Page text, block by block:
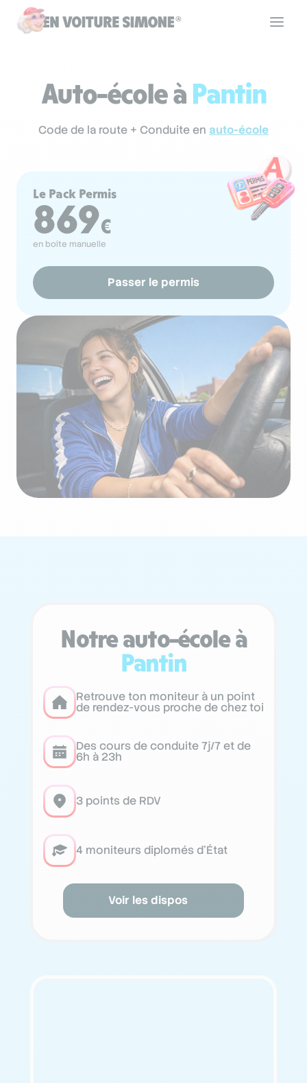
Aide
Se connecter
Auto-école à Pantin
Code de la route + Conduite en auto-école
Le Pack Permis
869€
en boîte manuelle
Passer le permis
Notre auto-école à
Pantin
Retrouve ton moniteur à un point
de rendez-vous proche de chez toi
Des cours de conduite 7j/7 et de
6h à 23h
3 points de RDV
4 moniteurs diplomés d’État
Voir les dispos